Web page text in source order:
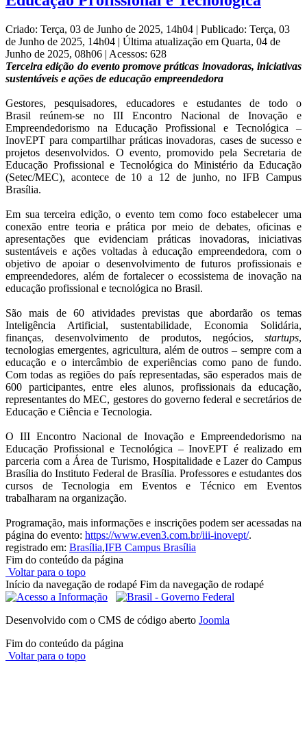
Criado: Terça, 03 de Junho de 2025, 14h04 | Publicado: Terça, 03
de Junho de 2025, 14h04 | Última atualização em Quarta, 04 de
Junho de 2025, 08h06 | Acessos: 628
Terceira edição do evento promove práticas inovadoras, iniciativas
sustentáveis e ações de educação empreendedora
Gestores, pesquisadores, educadores e estudantes de todo o
Brasil
reúnem-se
no III Encontro Nacional de Inovação e
Empreendedorismo na Educação Profissional e Tecnológica –
InovEPT para compartilhar práticas inovadoras, cases de sucesso e
projetos desenvolvidos. O evento, promovido pela Secretaria de
Educação Profissional e Tecnológica do Ministério da Educação
(Setec/MEC), acontece de 10 a 12 de junho, no IFB Campus
Brasília.
Em sua terceira edição, o evento tem como foco estabelecer uma
conexão entre teoria e prática por meio de debates, oficinas e
apresentações que evidenciam práticas inovadoras, iniciativas
sustentáveis e ações voltadas à educação empreendedora, com o
objetivo de apoiar o desenvolvimento de futuros profissionais e
empreendedores, além de fortalecer o ecossistema de inovação na
educação profissional e tecnológica no Brasil.
São mais de 60 atividades previstas que abordarão os temas
Inteligência Artificial, sustentabilidade, Economia Solidária,
finanças, desenvolvimento de produtos, negócios, startups,
tecnologias emergentes, agricultura, além de outros – sempre com a
educação e o intercâmbio de experiências como pano de fundo.
Com todas as regiões do país representadas, são esperados mais de
600 participantes, entre eles alunos, profissionais da educação,
representantes do MEC, gestores do governo federal e secretários de
Educação e Ciência e Tecnologia.
O III Encontro Nacional de Inovação e Empreendedorismo na
Educação Profissional e Tecnológica – InovEPT é realizado em
parceria com a Área de Turismo, Hospitalidade e Lazer do Campus
Brasília do Instituto Federal de Brasília. Professores e estudantes dos
cursos de Tecnologia em Eventos e Técnico em Eventos
trabalharam na organização.
Programação, mais informações e inscrições podem ser acessadas na
página do evento: https://www.even3.com.br/iii-inovept/.
registrado em: Brasília,IFB Campus Brasília
Fim do conteúdo da página
Voltar para o topo
Início da navegação de rodapé Fim da navegação de rodapé
Desenvolvido com o CMS de código aberto Joomla
Fim do conteúdo da página
Voltar para o topo